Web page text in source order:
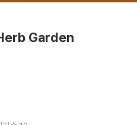
Garden